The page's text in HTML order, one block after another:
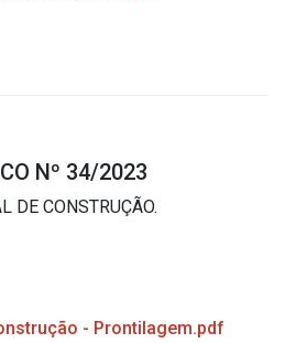
Nº 34/2023
DE CONSTRUÇÃO.
- Prontilagem.pdf